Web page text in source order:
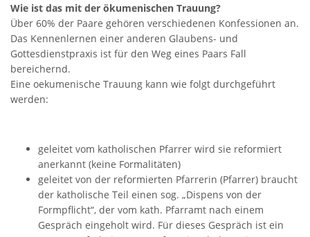
Wie ist das mit der ökumenischen Trauung?
Über 60% der Paare gehören verschiedenen Konfessionen an.
Das Kennenlernen einer anderen Glaubens- und
Gottesdienstpraxis ist für den Weg eines Paars Fall
bereichernd.
Eine oekumenische Trauung kann wie folgt durchgeführt
werden:
geleitet vom katholischen Pfarrer wird sie reformiert
anerkannt (keine Formalitäten)
geleitet von der reformierten Pfarrerin (Pfarrer) braucht
der katholische Teil einen sog. „Dispens von der
Formpflicht“, der vom kath. Pfarramt nach einem
Gespräch eingeholt wird. Für dieses Gespräch ist ein